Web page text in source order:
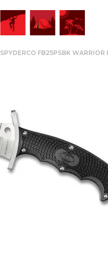
SPYDERCO FB25PSBK WARRIOR